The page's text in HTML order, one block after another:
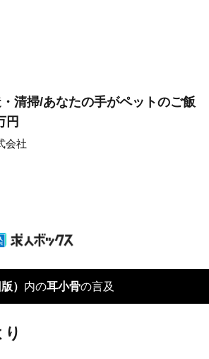
清掃/あなたの手がペットのご飯
円
会社
） 内の耳小骨の言及
り